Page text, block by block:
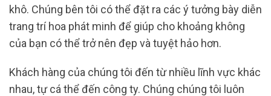
khô. Chúng bên tôi có thể đặt ra các ý tưởng bày diễn
trang trí hoa phát minh để giúp cho khoảng không
của bạn có thể trở nên đẹp và tuyệt hảo hơn.
Khách hàng của chúng tôi đến từ nhiều lĩnh vực khác
nhau, tự cá thể đến công ty. Chúng chúng tôi luôn